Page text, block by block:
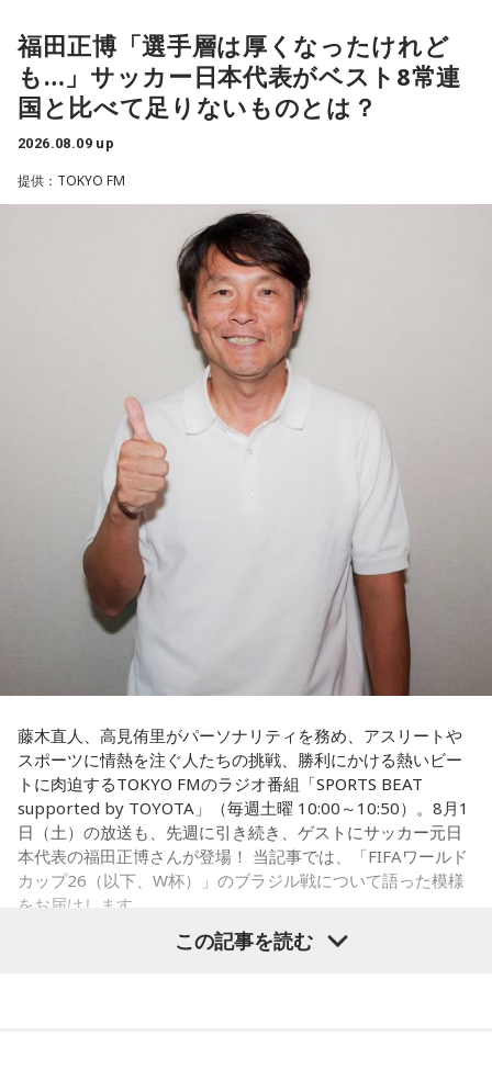
輝き、Jリーグ通算228試合出場93得点を挙げ、日本代表では
45試合出場で9ゴールを記録するなど活躍を見せ、1993年に
はW杯アジア地区最終予選にも出場しました。2002年に現役
を引退した後は、サッカー解説者としてメディアでの活動の
活かしながら幅広く活動しています。
◆福田正博がW杯ブラジル戦を総括
藤木：ブラジル戦で、前半は佐野海舟選手の素晴らしいイン
ターセプトからのゴールがありましたし、前半の終了間際に
は日本がボールを持つ時間もありました。しかし、後半に入
ってからブラジルが戦略を変えてきて、日本が一方的に押し
込まれてしまった。試合のなかで具体的な戦術が打ち出せな
かったと考えると、（選手のなかに）もう少し具体的な戦略
を示す人、ブレーンが必要なのかなと素人目には思ってしま
うのですが……。
福田：そういう見方も当然ありますし、それができれば一番
いいと思うのですが、森保監督は帰国後の会見で「戦術は後
出しジャンケンだ」と言っていたんです。どういうことかと
いうと、自分たちが変えたら相手がまた変えてくる、それに
対してまた変えていかなきゃならない。ベンチでその都度
（戦術を）言い続けても、向こうが変えてきたら、その変化
に対して変化しなきゃいけない。「こういうやり方をしま
す」「だったらこう対応します」と。
そうすると、対応された側がまた変えてくるんですよ、それ
度言えますけど、ピッチのなかで選手たちがそれを感じて、
対応していく能力を高めていくのがサッカーにおいて一番重
要なんです。
ブラジル戦のときも「守ろう」という気持ちはなくても、ブ
ラジルが1点負けていたときに、前に出てくるエネルギーって
すごいんです。それを食い止めたり、押し返したりするため
には、前半よりもエネルギーをもっと使わなきゃいけないけ
れども、ブラジルのものすごい勢いにのまれてしまった。た
だ、これは日本だけではなく、アルゼンチンと対戦したイン
福田正博「選手層は厚くなったけれど
も…」サッカー日本代表がベスト8常連
国と比べて足りないものとは？
2026.08.09 up
提供：TOKYO FM
藤木直人、高見侑里がパーソナリティを務め、アスリートや
スポーツに情熱を注ぐ人たちの挑戦、勝利にかける熱いビー
トに肉迫するTOKYO FMのラジオ番組「SPORTS BEAT
supported by TOYOTA」（毎週土曜 10:00～10:50）。8月1
日（土）の放送も、先週に引き続き、ゲストにサッカー元日
本代表の福田正博さんが登場！ 当記事では、「FIFAワールド
カップ26（以下、W杯）」のブラジル戦について語った模様
をお届けします。
この記事を読む